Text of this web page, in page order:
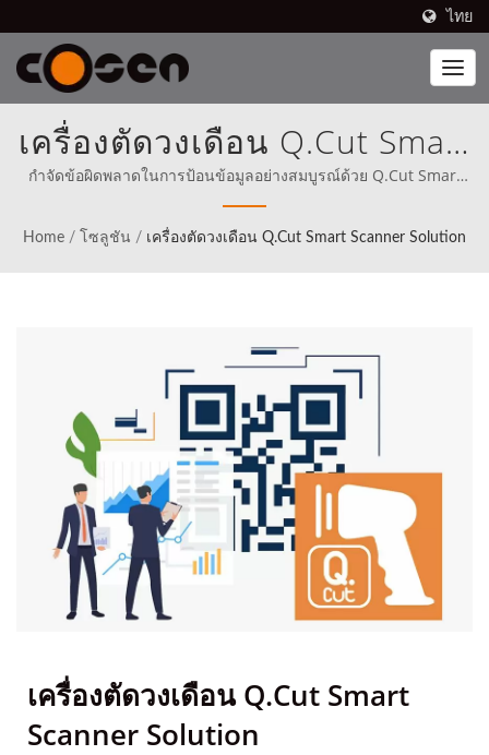
ไทย
เครื่องตัดวงเดือน Q.Cut Smart
Scanner Solution | รวมหุ่น
ยนต์ล้ำสมัยเข้ากับกระบวนการ
กำจัดข้อผิดพลาดในการป้อนข้อมูลอย่างสมบูรณ์ด้วย Q.Cut Smart
Cosen มีจำหน่ายใน 80 ประเทศ รวมถึงอเมริกาเหนือ (ตั้งแต่ปี 1989)
Cosen ได้ตั้งภารกิจให้ชัดเจนในการแข่งขันโดยตรงกับผู้ที่ดีที่สุดใน
Home / โซลูชัน / เครื่องตัดวงเดือน Q.Cut Smart Scanner Solution
เครื่องตัดวงเดือน Q.Cut Smart
Scanner Solution